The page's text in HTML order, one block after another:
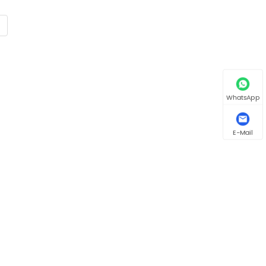
WhatsApp
E-Mail